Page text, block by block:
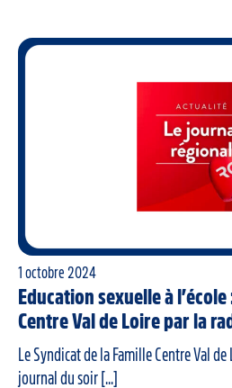
1 octobre 2024
Education sexuelle à
Centre Val de Loire par la
Le Syndicat de la Famille Centre Val
journal du soir [...]